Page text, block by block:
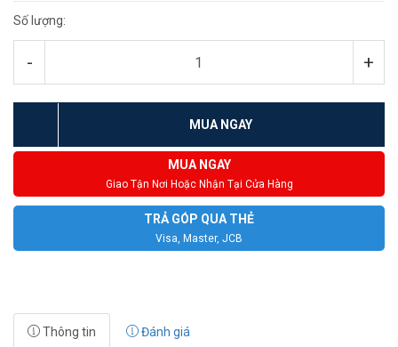
Số lượng:
- +
MUA NGAY
MUA NGAY
Giao Tận Nơi Hoặc Nhận Tại Cửa Hàng
TRẢ GÓP QUA THẺ
Visa, Master, JCB
Thông tin Đánh giá